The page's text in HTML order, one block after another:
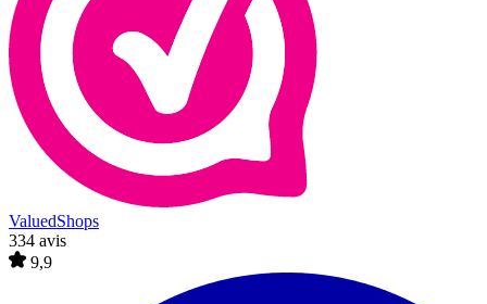
ValuedShops
334 avis
9,9